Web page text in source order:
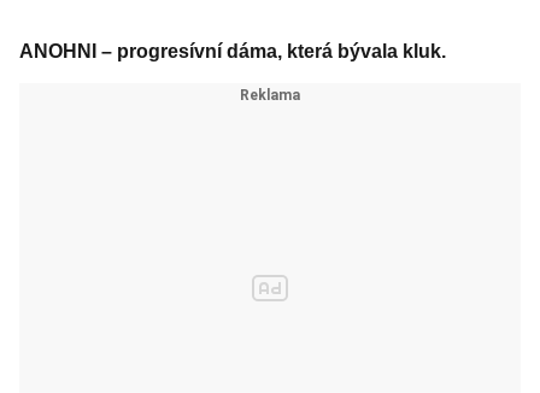
ANOHNI – progresívní dáma, která bývala kluk.